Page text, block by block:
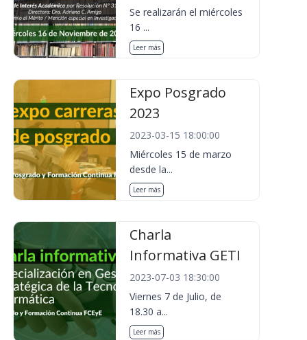
Se realizarán el miércoles
16 ...
Leer más
Expo Posgrado
2023
2023-03-15 18:00:00
Miércoles 15 de marzo
desde la...
Leer más
Charla
Informativa GETI
2023-07-03 18:30:00
Viernes 7 de Julio, de
18.30 a...
Leer más